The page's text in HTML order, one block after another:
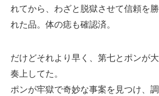
れてから、わざと脱獄させて信頼を
れた品。体の痣も確認済。
だけどそれより早く、第七とポンが
奏上してた。
ポンが牢獄で奇妙な事案を見つけ、